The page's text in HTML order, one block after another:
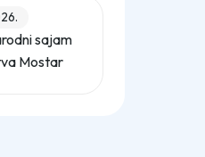
sajam
Mostar